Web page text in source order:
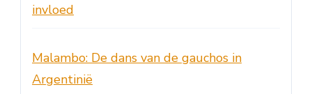
invloed
Malambo: De dans van de gauchos in
Argentinië